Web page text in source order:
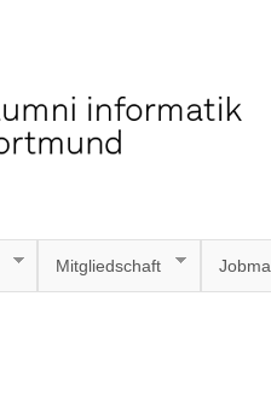
Mitgliedschaft